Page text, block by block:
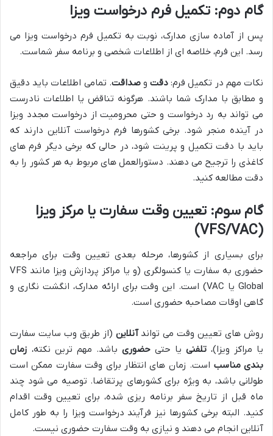
گام دوم: تکمیل فرم درخواست ویزا
پس از آماده سازی مدارک، نوبت به تکمیل فرم درخواست ویزا می
رسد. این فرم، خلاصه ای از اطلاعات شخصی و برنامه سفر شماست.
نکات مهم در تکمیل فرم: دقتوصداقت. تمامی اطلاعات باید دقیق
و مطابق با مدارک شما باشند. هرگونه تناقض یا اطلاعات نادرست
می تواند به رد درخواست و حتی محرومیت از درخواست مجدد ویزا
در آینده منجر شود. برخی کشورها فرم درخواست آنلاین دارند که
باید با دقت تکمیل و پرینت شود، در حالی که برخی دیگر فرم های
کاغذی را ترجیح می دهند. دستورالعمل های مربوط به هر کشور را به
دقت مطالعه کنید.
گام سوم: تعیین وقت سفارت یا مرکز ویزا
(VFS/VAC)
برای بسیاری از کشورها، مرحله بعدی تعیین وقت برای مراجعه
حضوری به سفارت یا کنسولگری (و یا مراکز پردازش ویزا مانند VFS
Global یا VAC) است. این وقت برای ارائه مدارک، انگشت نگاری و
گاهی اوقات مصاحبه حضوری است.
روش های تعیین وقت می تواندآنلاین (از طریق وب سایت سفارت
یا مراکز ویزا)، تلفنی یا حتی حضوری باشد. مهم ترین نکته، زمان
بندی مناسب است. زمان های انتظار برای وقت سفارت ممکن است
طولانی باشد، به ویژه برای کشورهای پرتقاضا. توصیه می شود چند
ماه قبل از تاریخ سفر برنامه ریزی شده، برای تعیین وقت اقدام
کنید. البته برخی کشورها نیز فرآیند درخواست ویزا را به طور کامل
آنلاین انجام می دهند و نیازی به وقت سفارت حضوری نیست.